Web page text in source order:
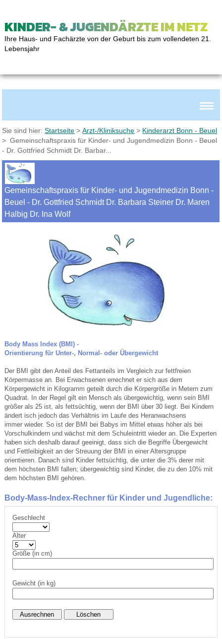
KINDER- & JUGENDÄRZTE IM NETZ
Ihre Haus- und Fachärzte von der Geburt bis zum vollendeten 21.
Lebensjahr
Sie sind hier:Startseite >Arzt-/Kliniksuche > Kinderarzt Bonn - Beuel
> Gemeinschaftspraxis für Kinder- und Jugendmedizin Bonn - Beuel
- Dr. Gottfried Schmidt Dr. Barbar...
Gemeinschaftspraxis für Kinder- und Jugendmedizin Bonn -
Beuel - Dr. Gottfried Schmidt Dr. Barbara Steiner Dr. Maren
Halbig Dr. Ina Wolf
Body Mass Index (BMI) -
Orientierung für Unter-, Normal- oder Übergewicht
Der BMI gibt den Anteil des Fettanteils im Vergleich zur fettfreien
Körpermasse an. Bei Erwachsenen errechnet er sich aus dem
Körpergewicht in Kilogramm geteilt durch die Körpergröße in Metern zum
Quadrat. In der Regel gilt ein Mensch als übergewichtig, wenn sein BMI
größer als 25 ist, als fettsüchtig, wenn der BMI über 30 liegt. Bei Kindern
ändert isch jedoch das Verhältnis im Laufe des Heranwachsens
immer wieder. So ist der BMI bei Babys im Mittel etwas höher als bei
Vorschulkindern und wächst mit dem Schuleintritt wieder an. Die Experten
haben sich deshalb darauf geeinigt, dass sich die Begriffe Übergewicht
und Fettleibigkeit an der Streuung der BMI in einer Altersgruppe
orientieren. Danach sind Kinder fettsüchtig, die unter die 3% derer mit
dem höchsten BMI fallen; übergewichtig sind Kinder, die zu den 10% mit
dem höchsten BMI gehören.
Body-Mass-Index-Rechner für Kinder und Jugendliche:
Geschlecht
Alter
Größe (in cm)
Gewicht (in kg)